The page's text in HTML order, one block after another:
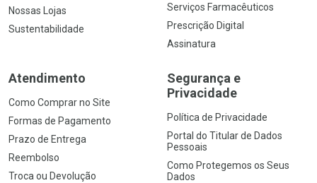
Nossas Lojas
Sustentabilidade
Serviços Farmacêuticos
Prescrição Digital
Assinatura
Atendimento
Como Comprar no Site
Formas de Pagamento
Prazo de Entrega
Reembolso
Troca ou Devolução
Segurança e
Privacidade
Política de Privacidade
Portal do Titular de Dados
Pessoais
Como Protegemos os Seus
Dados